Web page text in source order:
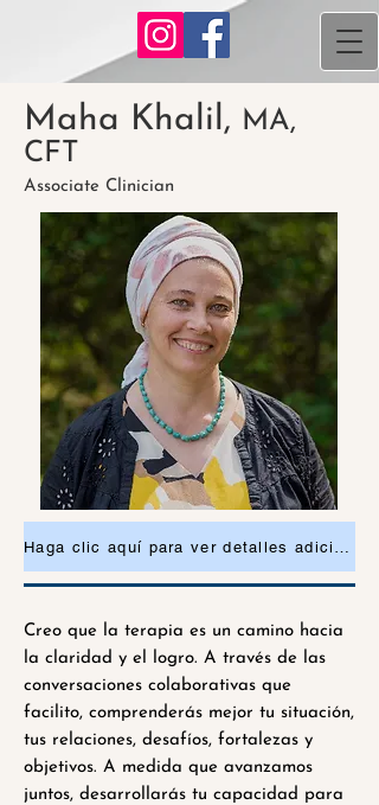
Maha Khalil, MA,
CFT
Associate Clinician
Creo que la terapia es un camino hacia
la claridad y el logro. A través de las
conversaciones colaborativas que
facilito, comprenderás mejor tu situación,
tus relaciones, desafíos, fortalezas y
objetivos. A medida que avanzamos
juntos, desarrollarás tu capacidad para